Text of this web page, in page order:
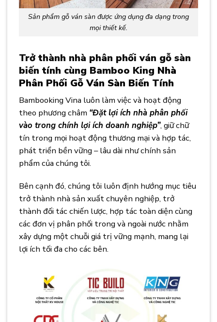
Sản phẩm gỗ ván sàn được ứng dụng đa dạng trong
mọi thiết kế.
Trở thành nhà phân phối ván gỗ sàn
biến tính cùng Bamboo King Nhà
Phân Phối Gỗ Ván Sàn Biến Tính
Bambooking Vina luôn làm việc và hoạt động
theo phương châm “Đặt lợi ích nhà phân phối
vào trong chính lợi ích doanh nghiệp”, giữ chữ
tín trong mọi hoạt động thương mại và hợp tác,
phát triển bền vững – lâu dài như chính sản
phẩm của chúng tôi.
Bên cạnh đó, chúng tôi luôn định hướng mục tiêu
trở thành nhà sản xuất chuyên nghiệp, trở
thành đối tác chiến lược, hợp tác toàn diện cùng
các đơn vị phân phối trong và ngoài nước nhằm
xây dựng một chuỗi giá trị vững mạnh, mang lại
lợi ích tối đa cho các bên.